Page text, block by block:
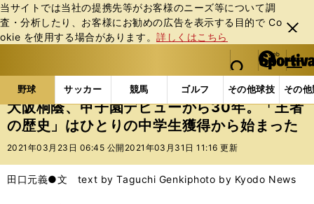
当サイトでは当社の提携先等がお客様のニーズ等について調
査・分析したり、お客様にお勧めの広告を表⽰する⽬的で Co
okie を使⽤する場合があります。詳しくはこちら
閉じ
る
web Sportiva (webスポルティーバ)
検索
マイペ
ー
ジ
メニュ
野球 サッカー 競馬 ゴルフ その他球技 その
b
ス
ポ
ル
バ
野球の記事一覧 高校野球他 大阪桐蔭、甲子園デビ
大阪桐蔭、甲子園デビューから30年。「王者
の歴史」はひとりの中学生獲得から始まった
2021年03月23日 06:45 公開 2021年03月31日 11:16 更新
田口元義●文 text by Taguchi Genkiphoto by Kyodo News